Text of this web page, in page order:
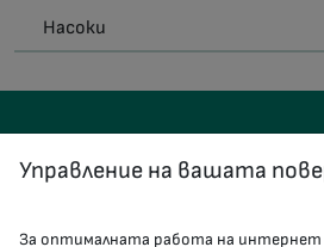
Насоки
Управление на вашата
За оптималната работа на